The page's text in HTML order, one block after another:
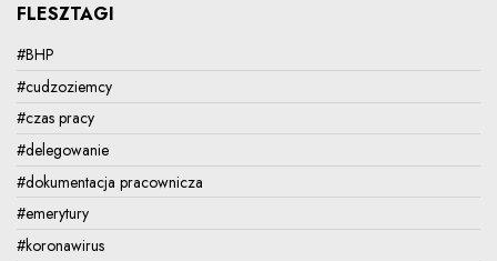
FLESZTAGI
#BHP
#cudzoziemcy
#czas pracy
#delegowanie
#dokumentacja pracownicza
#emerytury
#koronawirus